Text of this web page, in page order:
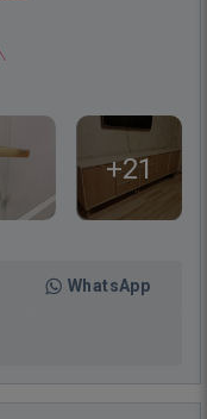
+21
WhatsApp